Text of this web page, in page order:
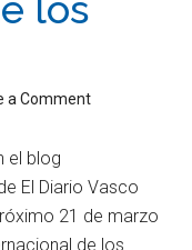
a Comment
el blog
El Diario Vasco
21 de marzo
de los